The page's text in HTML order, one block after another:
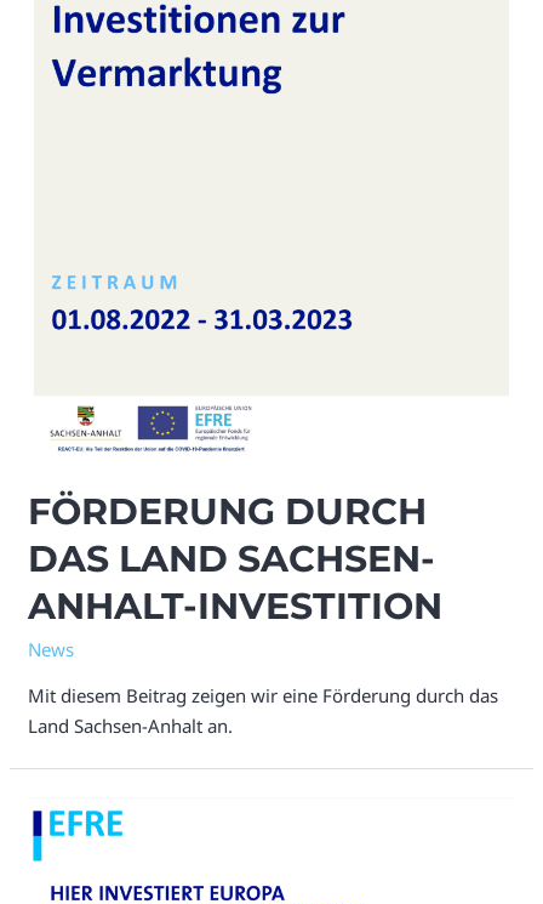
FÖRDERUNG DURCH
DAS LAND SACHSEN-
ANHALT-INVESTITION
News
Mit diesem Beitrag zeigen wir eine Förderung durch das
Land Sachsen-Anhalt an.